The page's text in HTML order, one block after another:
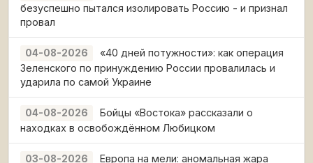
безуспешно пытался изолировать Россию - и признал
провал
04-08-2026
«40 дней потужности»: как операция
Зеленского по принуждению России провалилась и
ударила по самой Украине
04-08-2026
Бойцы «Востока» рассказали о
находках в освобождённом Любицком
03-08-2026
Европа на мели: аномальная жара